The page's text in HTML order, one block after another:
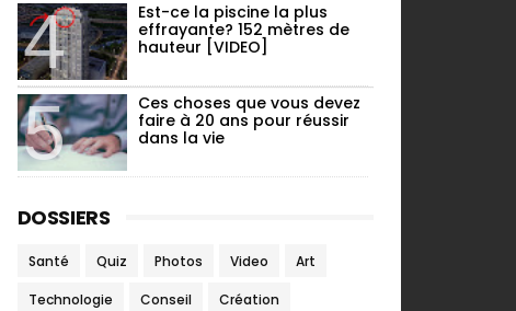
Est-ce la piscine la plus
effrayante? 152 mètres de
hauteur [VIDEO]
Ces choses que vous devez
faire à 20 ans pour réussir
dans la vie
DOSSIERS
Santé Quiz Photos Video Art
Technologie Conseil Création